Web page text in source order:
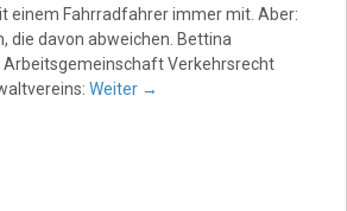
einem Fahrradfahrer immer mit. Aber:
die davon abweichen. Bettina
Arbeitsgemeinschaft Verkehrsrecht
Weiter →